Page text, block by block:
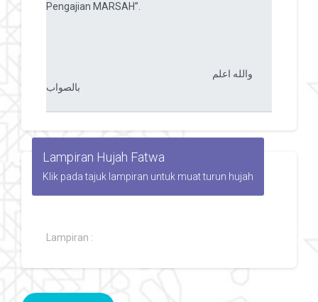
Lampiran Hujah Fatwa
Klik pada tajuk lampiran untuk muat turun hujah
Lampiran :